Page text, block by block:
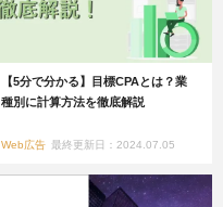
【5分で分かる】目標CPAとは？業
種別に計算方法を徹底解説
Web広告 最終更新日：2024.07.05